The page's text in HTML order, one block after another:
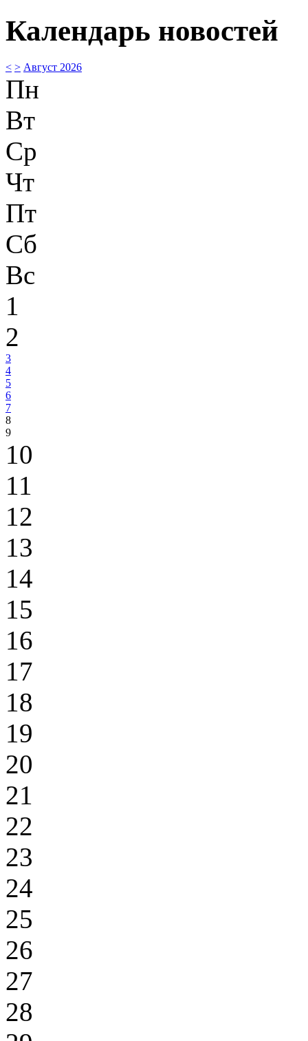
Календарь новостей
< > Август 2026
Пн
Вт
Ср
Чт
Пт
Сб
Вс
1
2
3
4
5
6
7
8
9
10
11
12
13
14
15
16
17
18
19
20
21
22
23
24
25
26
27
28